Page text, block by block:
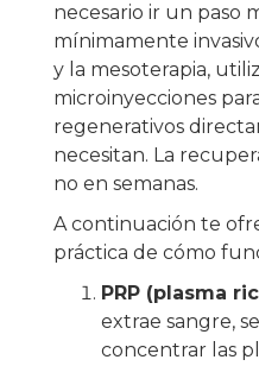
necesario ir un paso
mínimamente
y la mesoterapia,
microinyecciones
regenerativos
necesitan. La
no en semanas.
A continuación te
práctica de cómo
PRP (plasma
extrae sangre,
concentrar las